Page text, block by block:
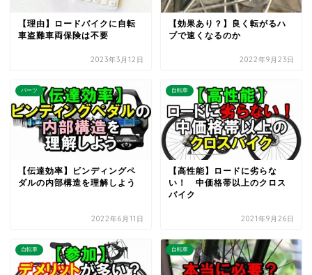
【理由】ロードバイクに自転
車盗難車両保険は不要
2023年3月12日
【効果あり？】良く転がるハ
ブで速くなるのか
2022年9月23日
パーツ
【伝達効率】ビンディングペ
ダルの内部構造を理解しよう
2022年6月11日
自転車
【高性能】ロードに劣らな
い！ 中価格帯以上のクロス
バイク
2021年9月26日
自転車 自転車